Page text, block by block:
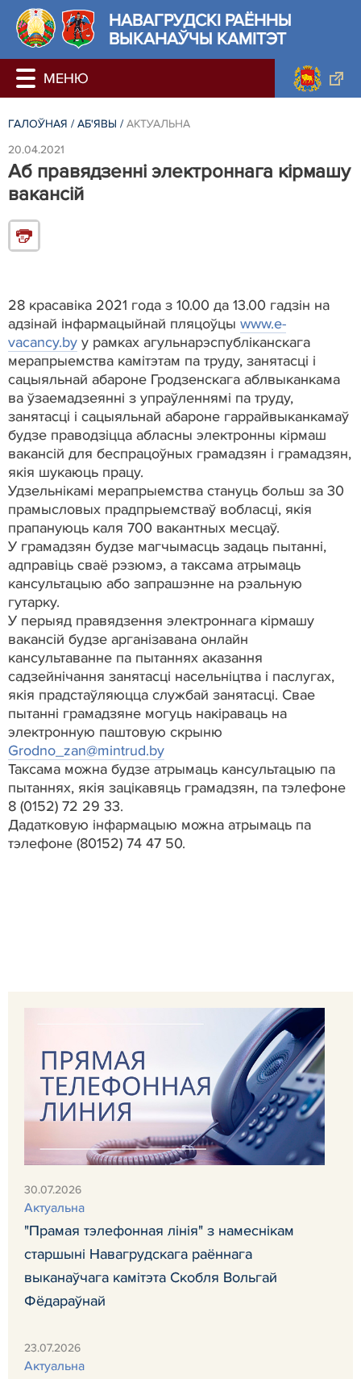
НАВАГРУДСКІ РАЁННЫ
ВЫКАНАЎЧЫ КАМІТЭТ
ГАЛОЎНАЯ / АБ'ЯВЫ / АКТУАЛЬНА
20.04.2021
Аб правядзенні электроннага кірмашу
вакансій
28 красавіка 2021 года з 10.00 да 13.00 гадзін на
адзінай інфармацыйнай пляцоўцы www.e-
vacancy.by у рамках агульнарэспубліканскага
мерапрыемства камітэтам па труду, занятасцi i
сацыяльнай абароне Гродзенскага аблвыканкама
ва ўзаемадзеянні з упраўленнямі па труду,
занятасцi i сацыяльнай абароне гаррайвыканкамаў
будзе праводзіцца абласны электронны кірмаш
вакансій для беспрацоўных грамадзян і грамадзян,
якія шукаюць працу.
Удзельнікамі мерапрыемства стануць больш за 30
прамысловых прадпрыемстваў вобласці, якія
прапануюць каля 700 вакантных месцаў.
У грамадзян будзе магчымасць задаць пытанні,
адправіць сваё рэзюмэ, а таксама атрымаць
кансультацыю або запрашэнне на рэальную
гутарку.
У перыяд правядзення электроннага кірмашу
вакансій будзе арганізавана онлайн
кансультаванне па пытаннях аказання
садзейнічання занятасці насельніцтва і паслугах,
якія прадстаўляюцца службай занятасці. Свае
пытанні грамадзяне могуць накіраваць на
электронную паштовую скрыню
Grodno_zan@mintrud.by
Таксама можна будзе атрымаць кансультацыю па
пытаннях, якія зацікавяць грамадзян, па тэлефоне
8 (0152) 72 29 33.
Дадатковую інфармацыю можна атрымаць па
тэлефоне (80152) 74 47 50.
30.07.2026
Актуальна
"Прамая тэлефонная лінія" з намеснікам
старшыні Навагрудскага раённага
выканаўчага камітэта Скобля Вольгай
Фёдараўнай
23.07.2026
Актуальна